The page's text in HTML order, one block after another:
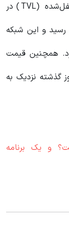
بر اساس داده‌های CoinGecko، ارزش کل قفل‌شده (TVL) در
۱۲ میلیارد دلار رسید و این شبکه
همچنین قیمت
در هفت روز گذشته ۱۷.۳٪ و در ۳۰ روز گذشته نزدیک به
و یک برنامه